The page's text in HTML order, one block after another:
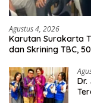
Agustus 4, 2026
Karutan Surakarta
dan Skrining TBC,